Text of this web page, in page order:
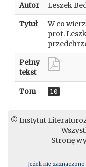
Autor Leszek
Tytuł
W co
prof.
Pełny
tekst
Tom 10
© Instytut
Stronę
Jeżeli nie